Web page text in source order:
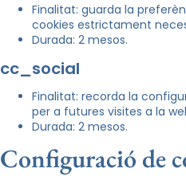
Finalitat: guarda la
cookies estrictament
Durada: 2 mesos.
cc_social
Finalitat: recorda la
per a futures visites a la
Durada: 2 mesos.
Configuració de